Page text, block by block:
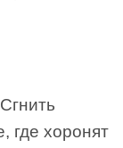
где хоронят